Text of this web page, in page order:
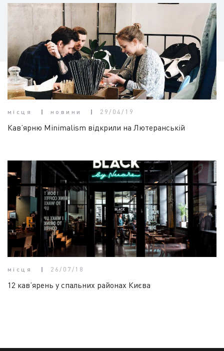
місця новини 29/04/19
Кав’ярню Minimalism відкрили на Лютеранській
місця 26/07/18
12 кав’ярень у спальних районах Києва